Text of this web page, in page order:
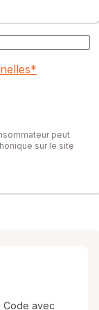
*
peut
sur le site
Code avec